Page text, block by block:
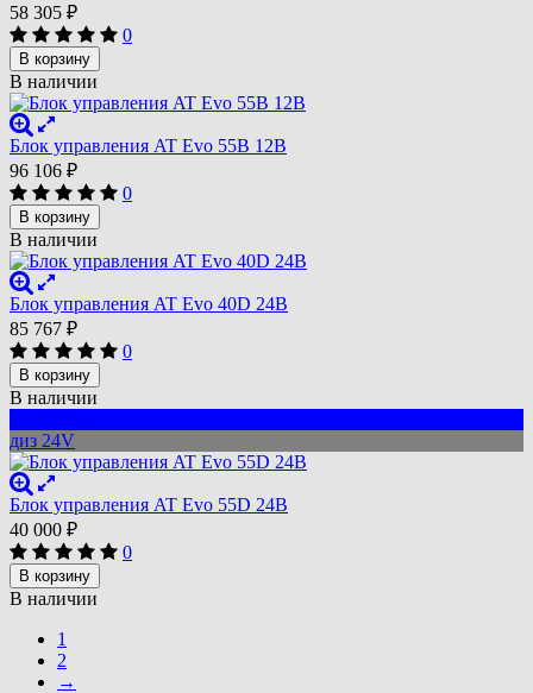
58 305 ₽
0
В корзину
В наличии
Блок управления AT Evo 55B 12В
96 106 ₽
0
В корзину
В наличии
Блок управления AT Evo 40D 24В
85 767 ₽
0
В корзину
В наличии
диз 24V
Блок управления AT Evo 55D 24В
40 000 ₽
0
В корзину
В наличии
1
2
→